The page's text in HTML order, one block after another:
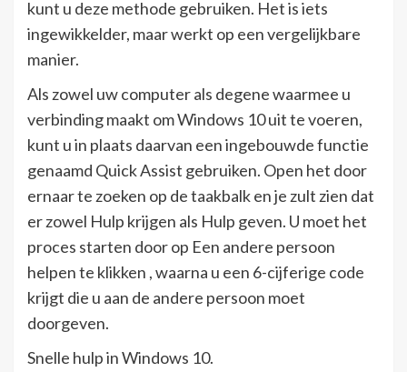
kunt u deze methode gebruiken. Het is iets
ingewikkelder, maar werkt op een vergelijkbare
manier.
Als zowel uw computer als degene waarmee u
verbinding maakt om Windows 10 uit te voeren,
kunt u in plaats daarvan een ingebouwde functie
genaamd Quick Assist gebruiken. Open het door
ernaar te zoeken op de taakbalk en je zult zien dat
er zowel Hulp krijgen als Hulp geven. U moet het
proces starten door op Een andere persoon
helpen te klikken , waarna u een 6-cijferige code
krijgt die u aan de andere persoon moet
doorgeven.
Snelle hulp in Windows 10.